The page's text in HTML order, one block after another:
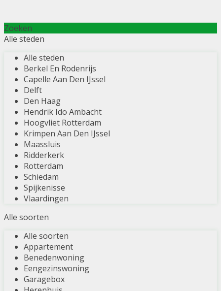
Zoeken
Alle steden
Alle steden
Berkel En Rodenrijs
Capelle Aan Den IJssel
Delft
Den Haag
Hendrik Ido Ambacht
Hoogvliet Rotterdam
Krimpen Aan Den IJssel
Maassluis
Ridderkerk
Rotterdam
Schiedam
Spijkenisse
Vlaardingen
Alle soorten
Alle soorten
Appartement
Benedenwoning
Eengezinswoning
Garagebox